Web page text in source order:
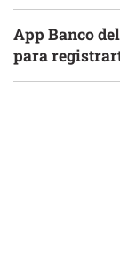
App Banco
para